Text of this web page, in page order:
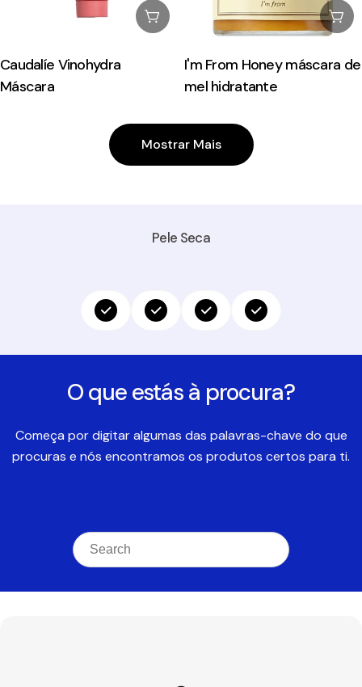
Esgotado
Caudalíe Vinohydra
Máscara
I'm From Honey máscara de
mel hidratante
Mostrar Mais
Pele Seca
O que estás à procura?
Começa por digitar algumas das palavras-chave do que
procuras e nós encontramos os produtos certos para ti.